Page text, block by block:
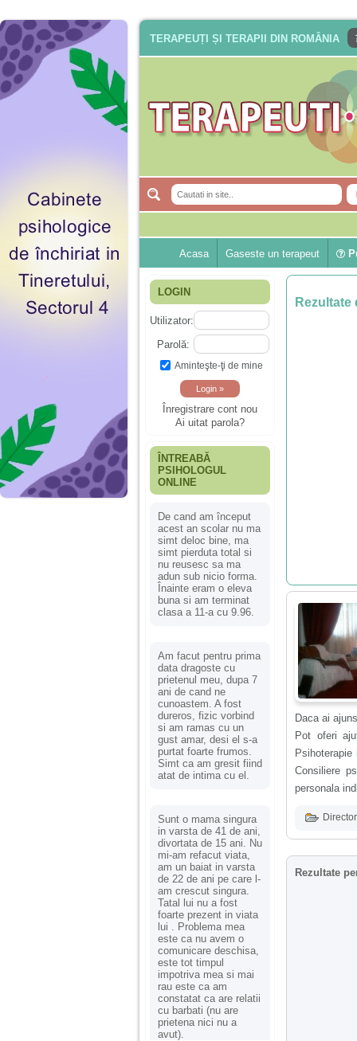
TERAPEUȚI ȘI TERAPII DIN ROMÂNIA
Acasa Gaseste un terapeut
LOGIN
Utilizator:
Parolă:
Aminteşte-ţi de mine
Înregistrare cont nou
Ai uitat parola?
ÎNTREABĂ
PSIHOLOGUL
ONLINE
De cand am început
acest an scolar nu ma
simt deloc bine, ma
simt pierduta total si
nu reusesc sa ma
adun sub nicio forma.
Înainte eram o eleva
buna si am terminat
clasa a 11-a cu 9.96.
Am facut pentru prima
data dragoste cu
prietenul meu, dupa 7
ani de cand ne
cunoastem. A fost
dureros, fizic vorbind
si am ramas cu un
gust amar, desi el s-a
purtat foarte frumos.
Simt ca am gresit fiind
atat de intima cu el.
Sunt o mama singura
in varsta de 41 de ani,
divortata de 15 ani. Nu
mi-am refacut viata,
am un baiat in varsta
de 22 de ani pe care l-
am crescut singura.
Tatal lui nu a fost
foarte prezent in viata
lui . Problema mea
este ca nu avem o
comunicare deschisa,
este tot timpul
impotriva mea si mai
rau este ca am
constatat ca are relatii
cu barbati (nu are
prietena nici nu a
avut).
Rezultate
Daca ai
Pot oferi
Consiliere
personala
Rezultate